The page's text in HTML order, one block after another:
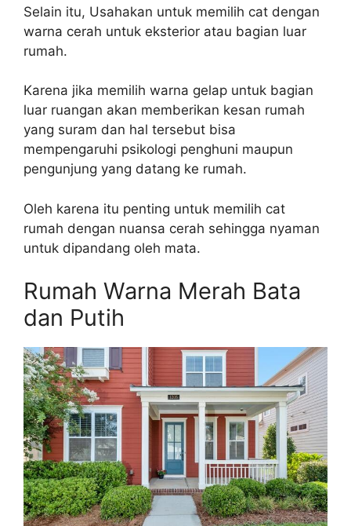
Selain itu, Usahakan untuk memilih cat dengan
warna cerah untuk eksterior atau bagian luar
rumah.
Karena jika memilih warna gelap untuk bagian
luar ruangan akan memberikan kesan rumah
yang suram dan hal tersebut bisa
mempengaruhi psikologi penghuni maupun
pengunjung yang datang ke rumah.
Oleh karena itu penting untuk memilih cat
rumah dengan nuansa cerah sehingga nyaman
untuk dipandang oleh mata.
Rumah Warna Merah Bata
dan Putih